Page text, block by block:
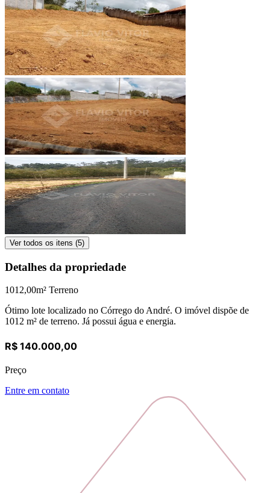
Ver todos os itens (5)
Detalhes da propriedade
1012,00m² Terreno
Ótimo lote localizado no Córrego do André. O imóvel dispõe de
1012 m² de terreno. Já possui água e energia.
R$ 140.000,00
Preço
Entre em contato